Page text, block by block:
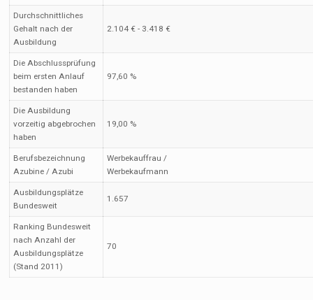
Durchschnittliches
Gehalt nach der
Ausbildung
2.104 € - 3.418 €
Die Abschlussprüfung
beim ersten Anlauf
bestanden haben
97,60 %
Die Ausbildung
vorzeitig abgebrochen
haben
19,00 %
Berufsbezeichnung
Azubine / Azubi
Werbekauffrau /
Werbekaufmann
Ausbildungsplätze
Bundesweit
1.657
Ranking Bundesweit
nach Anzahl der
Ausbildungsplätze
(Stand 2011)
70